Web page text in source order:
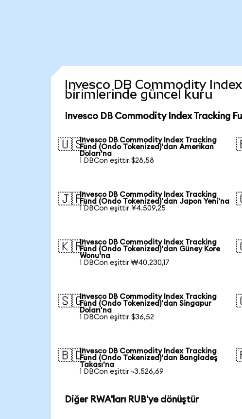
Invesco DB Commodity
birimlerinde güncel kuru
Invesco DB Commodity Index Tracking
🇺🇸Invesco DB Commodity Index Tracking
Fund (Ondo Tokenized)'dan Amerikan
Doları'na
1 DBCon eşittir $28,58
🇯🇵Invesco DB Commodity Index Tracking
Fund (Ondo Tokenized)'dan Japon Yeni'na
1 DBCon eşittir ¥4.509,25
🇰🇷Invesco DB Commodity Index Tracking
Fund (Ondo Tokenized)'dan Güney Kore
Wonu'na
1 DBCon eşittir ₩40.230,17
🇸🇬Invesco DB Commodity Index Tracking
Fund (Ondo Tokenized)'dan Singapur
Doları'na
1 DBCon eşittir $36,52
🇧🇩Invesco DB Commodity Index Tracking
Fund (Ondo Tokenized)'dan Bangladeş
Takası'na
1 DBCon eşittir ৳3.526,69
Diğer RWA'ları RUB'ye dönüştür